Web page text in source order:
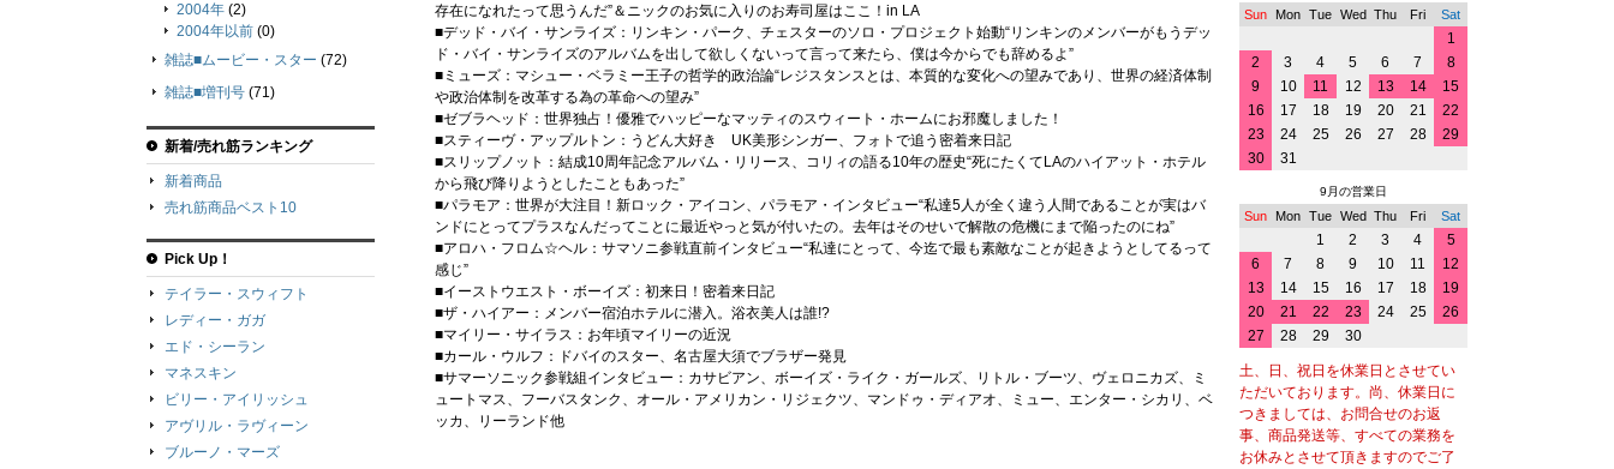
存在になれたって思うんだ”＆ニックのお気に入りのお寿司屋はここ！in LA
■デッド・バイ・サンライズ：リンキン・パーク、チェスターのソロ・プロジェクト始動“リンキンのメンバーがもうデッ
ド・バイ・サンライズのアルバムを出して欲しくないって言って来たら、僕は今からでも辞めるよ”
■ミューズ：マシュー・ベラミー王子の哲学的政治論“レジスタンスとは、本質的な変化への望みであり、世界の経済体制
や政治体制を改革する為の革命への望み”
■ゼブラヘッド：世界独占！優雅でハッピーなマッティのスウィート・ホームにお邪魔しました！
■スティーヴ・アップルトン：うどん大好き UK美形シンガー、フォトで追う密着来日記
■スリップノット：結成10周年記念アルバム・リリース、コリィの語る10年の歴史“死にたくてLAのハイアット・ホテル
から飛び降りようとしたこともあった”
■パラモア：世界が大注目！新ロック・アイコン、パラモア・インタビュー“私達5人が全く違う人間であることが実はバ
ンドにとってプラスなんだってことに最近やっと気が付いたの。去年はそのせいで解散の危機にまで陥ったのにね”
■アロハ・フロム☆ヘル：サマソニ参戦直前インタビュー“私達にとって、今迄で最も素敵なことが起きようとしてるって
感じ”
■イーストウエスト・ボーイズ：初来日！密着来日記
■ザ・ハイアー：メンバー宿泊ホテルに潜入。浴衣美人は誰!?
■マイリー・サイラス：お年頃マイリーの近況
■カール・ウルフ：ドバイのスター、名古屋大須でブラザー発見
■サマーソニック参戦組インタビュー：カサビアン、ボーイズ・ライク・ガールズ、リトル・ブーツ、ヴェロニカズ、ミ
ュートマス、フーバスタンク、オール・アメリカン・リジェクツ、マンドゥ・ディアオ、ミュー、エンター・シカリ、ベ
ッカ、リーランド他
2004年 (2)
2004年以前 (0)
雑誌■ムービー・スター (72)
雑誌■増刊号 (71)
新着/売れ筋ランキング
新着商品
売れ筋商品ベスト10
Pick Up！
テイラー・スウィフト
レディー・ガガ
エド・シーラン
マネスキン
ビリー・アイリッシュ
アヴリル・ラヴィーン
ブルーノ・マーズ
Sun Mon Tue Wed Thu Fri Sat
1
2
3 4 5 6 7
8
9
10 11 12 13 14
15
16
17 18 19 20 21
22
23
24 25 26 27 28
29
30
31
9月の営業日
Sun Mon Tue Wed Thu Fri Sat
1 2 3 4
5
6
7 8 9 10 11
12
13
14 15 16 17 18
19
20
21 22 23 24 25
26
27
28 29 30
土、日、祝日を休業日とさせてい
ただいております。尚、休業日に
つきましては、お問合せのお返
事、商品発送等、すべての業務を
お休みとさせて頂きますのでご了